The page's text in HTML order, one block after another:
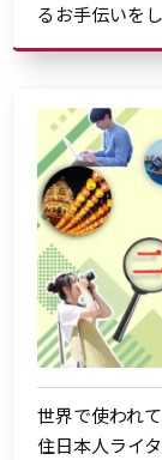
るお手伝いをし
世界で使われ
住日本人ライ